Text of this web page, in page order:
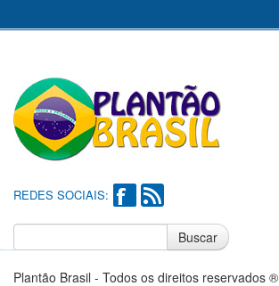
REDES SOCIAIS:
Buscar
Plantão Brasil - Todos os direitos reservados ®